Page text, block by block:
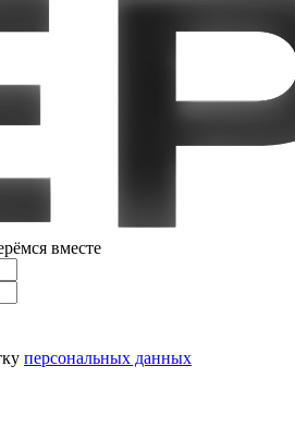
вместе
персональных данных